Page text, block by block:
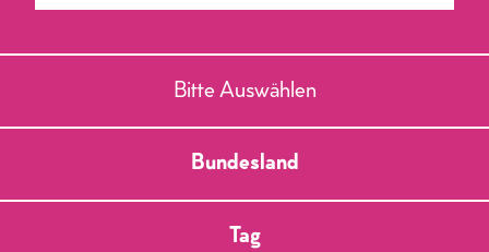
Bitte Auswählen
Bundesland
Tag